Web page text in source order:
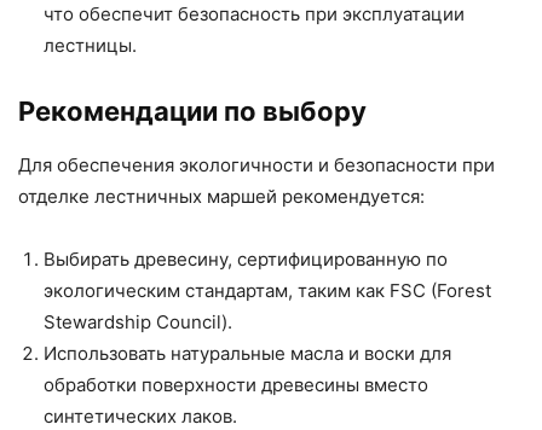
что обеспечит безопасность при эксплуатации
лестницы.
Рекомендации по выбору
Для обеспечения экологичности и безопасности при
отделке лестничных маршей рекомендуется:
Выбирать древесину, сертифицированную по
экологическим стандартам, таким как FSC (Forest
Stewardship Council).
Использовать натуральные масла и воски для
обработки поверхности древесины вместо
синтетических лаков.